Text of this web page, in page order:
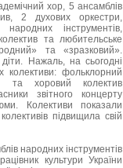
хор, 5 ансамблів
2 духових оркестри,
інструментів,
та любительське
та «зразковий».
Нажаль, на сьогодні
колективи: фольклорний
та хоровий колектив
звітного концерту
Колективи показали
підвищила свій
народних інструментів
культури України